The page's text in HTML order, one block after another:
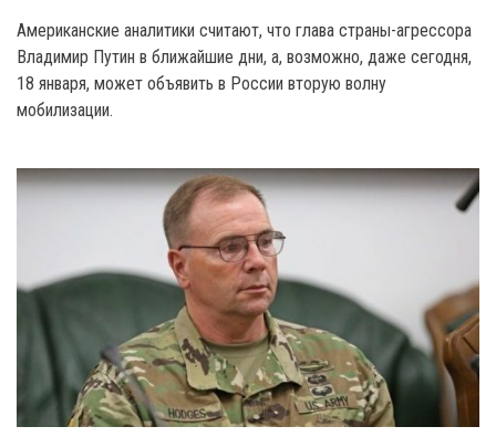
Американские аналитики считают, что глава страны-агрессора
Владимир Путин в ближайшие дни, а, возможно, даже сегодня,
18 января, может объявить в России вторую волну
мобилизации.